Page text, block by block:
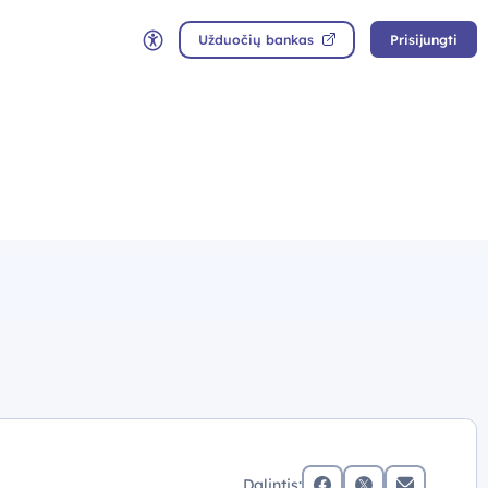
Neįgaliųjų rėžimas
Užduočių bankas Prisijungti